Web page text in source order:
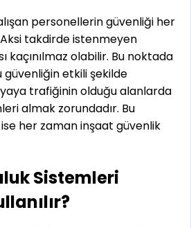
personellerin güvenliği her
takdirde istenmeyen
kaçınılmaz olabilir. Bu noktada
etkili şekilde
trafiğinin olduğu alanlarda
almak zorundadır. Bu
her zaman inşaat güvenlik
Sistemleri